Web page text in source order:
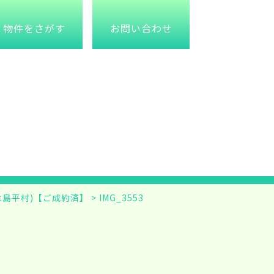
物件をさがす お問い合わせ
平村)【ご成約済】 > IMG_3553